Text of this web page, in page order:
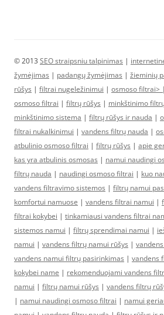
© 2013 SEO straipsniu talpinimas |
žymėjimas | padangų žymėjimas | žieminių
rūšys | filtrai nugeležinimui | osmoso filtrai> |
osmoso filtrai | filtrų rūšys | minkštinimo
minkštinimo sistema | filtrų rūšys ir nauda |
filtrai nukalkinimui | vandens filtrų nauda |
atbulinio osmoso filtrai | filtrų rūšys | apie
kas yra atbulinis osmosas | namui naudingi
filtrų nauda | naudingi osmoso filtrai | kuo
vandens filtravimo sistemos | filtrų namui
komfortui namuose | vandens filtrai namui |
filtrai kokybei | tinkamiausi vandens filtrai
sistemos namui | filtrų sprendimai namui |
namui | vandens filtrų namui rūšys |
vandens namui filtrų pasirinkimas | vandens
kokybei name | rekomenduojami vandens
namui | filtrų namui rūšys | vandens filtrų
| namui naudingi osmoso filtrai | namui